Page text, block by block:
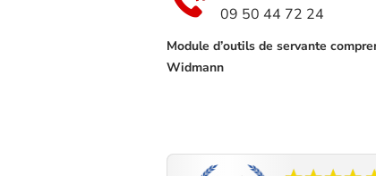
09 50 44 72 24
Module d’outils de servante
Widmann